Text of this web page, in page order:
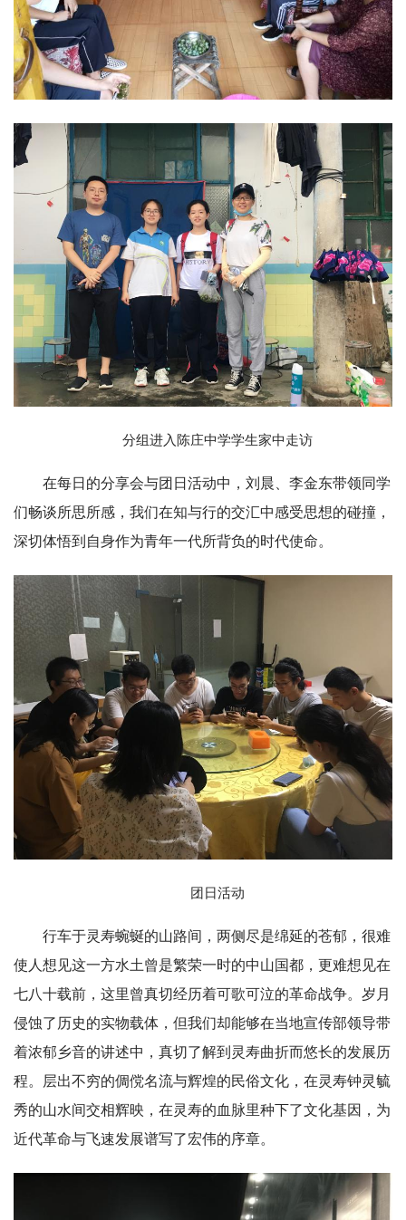
分组进入陈庄中学学生家中走访
在每日的分享会与团日活动中，刘晨、李金东带领同学
们畅谈所思所感，我们在知与行的交汇中感受思想的碰撞，
深切体悟到自身作为青年一代所背负的时代使命。
团日活动
行车于灵寿蜿蜒的山路间，两侧尽是绵延的苍郁，很难
使人想见这一方水土曾是繁荣一时的中山国都，更难想见在
七八十载前，这里曾真切经历着可歌可泣的革命战争。岁月
侵蚀了历史的实物载体，但我们却能够在当地宣传部领导带
着浓郁乡音的讲述中，真切了解到灵寿曲折而悠长的发展历
程。层出不穷的倜傥名流与辉煌的民俗文化，在灵寿钟灵毓
秀的山水间交相辉映，在灵寿的血脉里种下了文化基因，为
近代革命与飞速发展谱写了宏伟的序章。